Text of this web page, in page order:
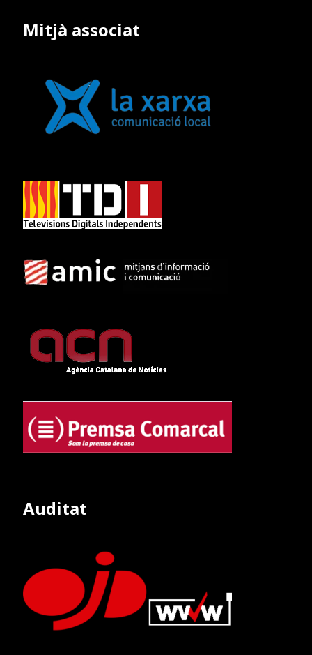
Mitjà associat
Auditat